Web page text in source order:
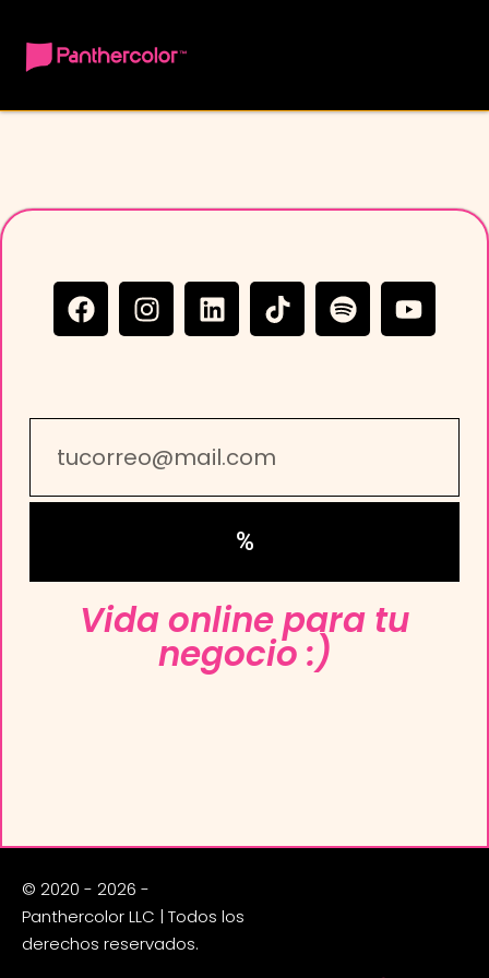
%
Vida online para tu
negocio :)
© 2020 - 2026 -
Panthercolor LLC | Todos los
derechos reservados.